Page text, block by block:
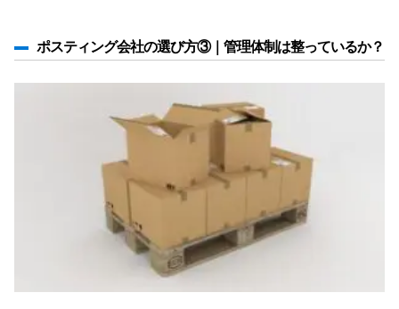
ポスティング会社の選び方③｜管理体制は整っているか？